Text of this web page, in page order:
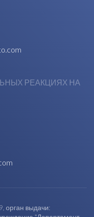
РЕАКЦИЯХ НА
орган выдачи: